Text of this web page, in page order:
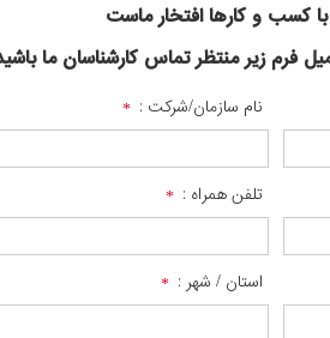
کسب و کار‌ها افتخار ماست
فرم زیر منتظر تماس کارشناسان ما
نام سازمان/شرکت :
تلفن همراه :
استان / شهر :